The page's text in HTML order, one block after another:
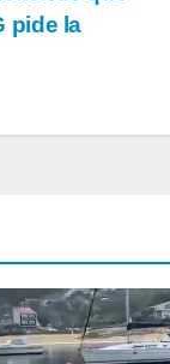
pide la